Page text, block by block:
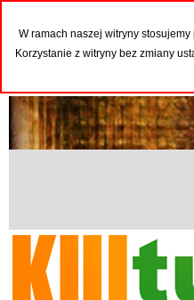
W ramach naszej witryny
Korzystanie z witryny bez zmiany